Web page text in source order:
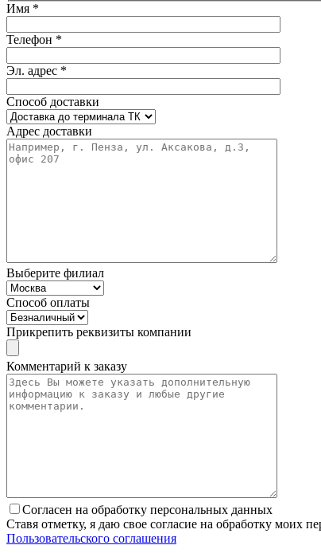
Имя *
Телефон *
Эл. адрес *
Способ доставки
Адрес доставки
Выберите филиал
Способ оплаты
Прикрепить реквизиты компании
Комментарий к заказу
Согласен на обработку персональных данных
Ставя отметку, я даю свое согласие на обработку
Пользовательского соглашения